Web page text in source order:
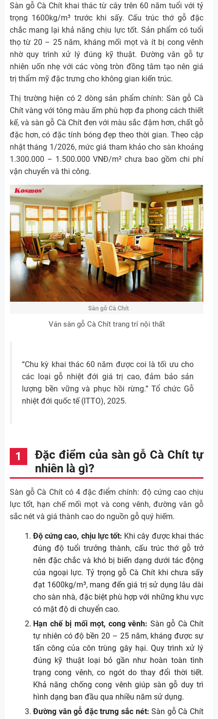
Sàn gỗ Cà Chít khai thác từ cây trên 60 năm tuổi với tỷ
trọng 1600kg/m³ trước khi sấy. Cấu trúc thớ gỗ đặc
chắc mang lại khả năng chịu lực tốt. Sản phẩm có tuổi
thọ từ 20 – 25 năm, kháng mối mọt và ít bị cong vênh
nhờ quy trình xử lý đúng kỹ thuật. Đường vân gỗ tự
nhiên uốn nhẹ với các vòng tròn đồng tâm tạo nên giá
trị thẩm mỹ đặc trưng cho không gian kiến trúc.
Thị trường hiện có 2 dòng sản phẩm chính: Sàn gỗ Cà
Chít vàng với tông màu ấm phù hợp đa phong cách thiết
kế, và sàn gỗ Cà Chít đen với màu sắc đậm hơn, chất gỗ
đặc hơn, có đặc tính bóng đẹp theo thời gian. Theo cập
nhật tháng 1/2026, mức giá tham khảo cho sàn khoảng
1.300.000 – 1.500.000 VNĐ/m² chưa bao gồm chi phí
vận chuyển và thi công.
Ván sàn gỗ Cà Chít trang trí nội thất
“Chu kỳ khai thác 60 năm được coi là tối ưu cho
các loại gỗ nhiệt đới giá trị cao, đảm bảo sản
lượng bền vững và phục hồi rừng.” Tổ chức Gỗ
nhiệt đới quốc tế (ITTO), 2025.
Đặc điểm của sàn gỗ Cà Chít tự
nhiên là gì?
Sàn gỗ Cà Chít có 4 đặc điểm chính: độ cứng cao chịu
lực tốt, hạn chế mối mọt và cong vênh, đường vân gỗ
sắc nét và giá thành cao do nguồn gỗ quý hiếm.
Độ cứng cao, chịu lực tốt: Khi cây được khai thác
đúng độ tuổi trưởng thành, cấu trúc thớ gỗ trở
nên đặc chắc và khó bị biến dạng dưới tác động
của ngoại lực. Tỷ trọng gỗ Cà Chít khi chưa sấy
đạt 1600kg/m³, mang đến giá trị sử dụng lâu dài
cho sàn nhà, đặc biệt phù hợp với những khu vực
có mật độ di chuyển cao.
Hạn chế bị mối mọt, cong vênh: Sàn gỗ Cà Chít
tự nhiên có độ bền 20 – 25 năm, kháng được sự
tấn công của côn trùng gây hại. Quy trình xử lý
đúng kỹ thuật loại bỏ gần như hoàn toàn tình
trạng cong vênh, co ngót do thay đổi thời tiết.
Khả năng chống cong vênh giúp sàn gỗ duy trì
hình dạng ban đầu qua nhiều năm sử dụng.
Đường vân gỗ đặc trưng sắc nét:Sàn gỗ Cà Chít